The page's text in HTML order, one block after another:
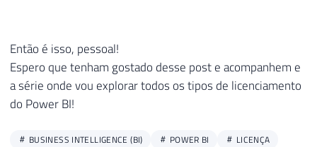
Então é isso, pessoal!
Espero que tenham gostado desse post e acompanhem e
a série onde vou explorar todos os tipos de licenciamento
do Power BI!
BUSINESS INTELLIGENCE (BI) POWER BI
LICENÇA